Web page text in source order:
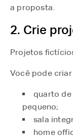
a proposta.
2. Crie
Projetos
Você pode
quarto de
pequeno;
sala
home